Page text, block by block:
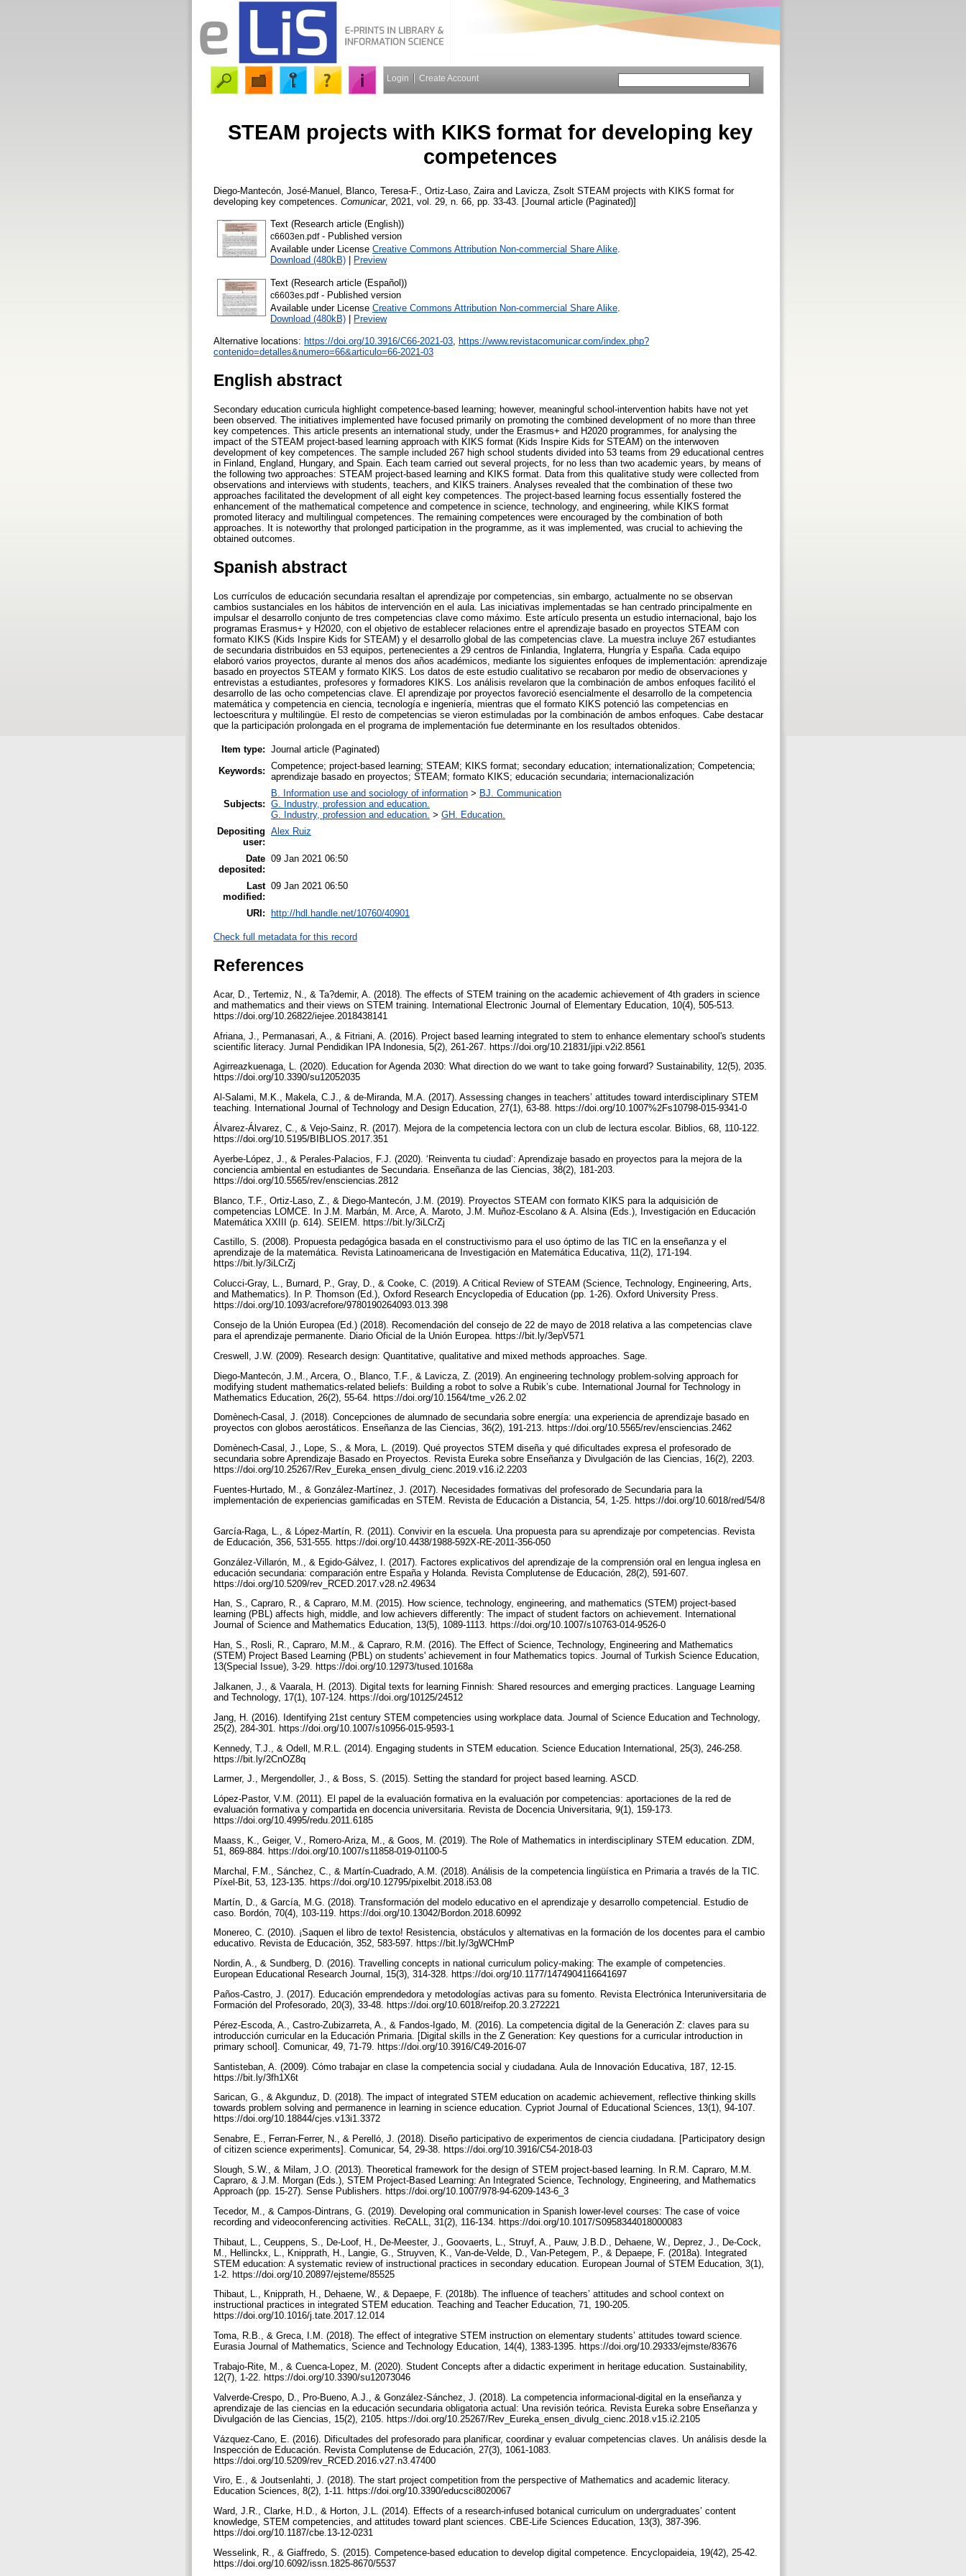
Login Create Account
STEAM projects with KIKS format for developing key
competences
Diego-Mantecón, José-Manuel Blanco, Teresa-F. Ortiz-Laso, Zaira and Lavicza, Zsolt STEAM projects with KIKS format for
developing key competences. Comunicar, 2021, vol. 29, n. 66, pp. 33-43. [Journal article (Paginated)]
Text (Research article (English))
c6603en.pdf- Published version
Available under License Creative Commons Attribution Non-commercial Share Alike
Download (480kB) | Preview
Text (Research article (Español))
c6603es.pdf- Published version
Available under License Creative Commons Attribution Non-commercial Share Alike
Download (480kB) | Preview
Alternative locations: https://doi.org/10.3916/C66-2021-03 https://www.revistacomunicar.com/index.php?
contenido=detalles&numero=66&articulo=66-2021-03
English abstract
Secondary education curricula highlight competence-based learning; however, meaningful school-intervention habits have not yet
been observed. The initiatives implemented have focused primarily on promoting the combined development of no more than three
key competences. This article presents an international study, under the Erasmus+ and H2020 programmes, for analysing the
impact of the STEAM project-based learning approach with KIKS format (Kids Inspire Kids for STEAM) on the interwoven
development of key competences. The sample included 267 high school students divided into 53 teams from 29 educational centres
in Finland, England, Hungary, and Spain. Each team carried out several projects, for no less than two academic years, by means of
the following two approaches: STEAM project-based learning and KIKS format. Data from this qualitative study were collected from
observations and interviews with students, teachers, and KIKS trainers. Analyses revealed that the combination of these two
approaches facilitated the development of all eight key competences. The project-based learning focus essentially fostered the
enhancement of the mathematical competence and competence in science, technology, and engineering, while KIKS format
promoted literacy and multilingual competences. The remaining competences were encouraged by the combination of both
approaches. It is noteworthy that prolonged participation in the programme, as it was implemented, was crucial to achieving the
obtained outcomes.
Spanish abstract
Los currículos de educación secundaria resaltan el aprendizaje por competencias, sin embargo, actualmente no se observan
cambios sustanciales en los hábitos de intervención en el aula. Las iniciativas implementadas se han centrado principalmente en
impulsar el desarrollo conjunto de tres competencias clave como máximo. Este artículo presenta un estudio internacional, bajo los
programas Erasmus+ y H2020, con el objetivo de establecer relaciones entre el aprendizaje basado en proyectos STEAM con
formato KIKS (Kids Inspire Kids for STEAM) y el desarrollo global de las competencias clave. La muestra incluye 267 estudiantes
de secundaria distribuidos en 53 equipos, pertenecientes a 29 centros de Finlandia, Inglaterra, Hungría y España. Cada equipo
elaboró varios proyectos, durante al menos dos años académicos, mediante los siguientes enfoques de implementación: aprendizaje
basado en proyectos STEAM y formato KIKS. Los datos de este estudio cualitativo se recabaron por medio de observaciones y
entrevistas a estudiantes, profesores y formadores KIKS. Los análisis revelaron que la combinación de ambos enfoques facilitó el
desarrollo de las ocho competencias clave. El aprendizaje por proyectos favoreció esencialmente el desarrollo de la competencia
matemática y competencia en ciencia, tecnología e ingeniería, mientras que el formato KIKS potenció las competencias en
lectoescritura y multilingüe. El resto de competencias se vieron estimuladas por la combinación de ambos enfoques. Cabe destacar
que la participación prolongada en el programa de implementación fue determinante en los resultados obtenidos.
Item type: Journal article (Paginated)
Keywords: Competence; project-based learning; STEAM; KIKS format; secondary education; internationalization; Competencia;
aprendizaje basado en proyectos; STEAM; formato KIKS; educación secundaria; internacionalización
Subjects:
B. Information use and sociology of information > BJ. Communication
G. Industry, profession and education.
G. Industry, profession and education. > GH. Education.
Depositing
user:
Alex Ruiz
Date
deposited:
09 Jan 2021 06:50
Last
modified:
09 Jan 2021 06:50
URI: http://hdl.handle.net/10760/40901
Check full metadata for this record
References
Acar, D., Tertemiz, N., & Ta?demir, A. (2018). The effects of STEM training on the academic achievement of 4th graders in science
and mathematics and their views on STEM training. International Electronic Journal of Elementary Education, 10(4), 505-513.
https://doi.org/10.26822/iejee.2018438141
Afriana, J., Permanasari, A., & Fitriani, A. (2016). Project based learning integrated to stem to enhance elementary school's students
scientific literacy. Jurnal Pendidikan IPA Indonesia, 5(2), 261-267. https://doi.org/10.21831/jipi.v2i2.8561
Agirreazkuenaga, L. (2020). Education for Agenda 2030: What direction do we want to take going forward? Sustainability, 12(5), 2035.
https://doi.org/10.3390/su12052035
Al-Salami, M.K., Makela, C.J., & de-Miranda, M.A. (2017). Assessing changes in teachers’ attitudes toward interdisciplinary STEM
teaching. International Journal of Technology and Design Education, 27(1), 63-88. https://doi.org/10.1007%2Fs10798-015-9341-0
Álvarez-Álvarez, C., & Vejo-Sainz, R. (2017). Mejora de la competencia lectora con un club de lectura escolar. Biblios, 68, 110-122.
https://doi.org/10.5195/BIBLIOS.2017.351
Ayerbe-López, J., & Perales-Palacios, F.J. (2020). ‘Reinventa tu ciudad’: Aprendizaje basado en proyectos para la mejora de la
conciencia ambiental en estudiantes de Secundaria. Enseñanza de las Ciencias, 38(2), 181-203.
https://doi.org/10.5565/rev/ensciencias.2812
Blanco, T.F., Ortiz-Laso, Z., & Diego-Mantecón, J.M. (2019). Proyectos STEAM con formato KIKS para la adquisición de
competencias LOMCE. In J.M. Marbán, M. Arce, A. Maroto, J.M. Muñoz-Escolano & A. Alsina (Eds.), Investigación en Educación
Matemática XXIII (p. 614). SEIEM. https://bit.ly/3iLCrZj
Castillo, S. (2008). Propuesta pedagógica basada en el constructivismo para el uso óptimo de las TIC en la enseñanza y el
aprendizaje de la matemática. Revista Latinoamericana de Investigación en Matemática Educativa, 11(2), 171-194.
https://bit.ly/3iLCrZj
Colucci-Gray, L., Burnard, P., Gray, D., & Cooke, C. (2019). A Critical Review of STEAM (Science, Technology, Engineering, Arts,
and Mathematics). In P. Thomson (Ed.), Oxford Research Encyclopedia of Education (pp. 1-26). Oxford University Press.
https://doi.org/10.1093/acrefore/9780190264093.013.398
Consejo de la Unión Europea (Ed.) (2018). Recomendación del consejo de 22 de mayo de 2018 relativa a las competencias clave
para el aprendizaje permanente. Diario Oficial de la Unión Europea. https://bit.ly/3epV571
Creswell, J.W. (2009). Research design: Quantitative, qualitative and mixed methods approaches. Sage.
Diego-Mantecón, J.M., Arcera, O., Blanco, T.F., & Lavicza, Z. (2019). An engineering technology problem-solving approach for
modifying student mathematics-related beliefs: Building a robot to solve a Rubik’s cube. International Journal for Technology in
Mathematics Education, 26(2), 55-64. https://doi.org/10.1564/tme_v26.2.02
Domènech-Casal, J. (2018). Concepciones de alumnado de secundaria sobre energía: una experiencia de aprendizaje basado en
proyectos con globos aerostáticos. Enseñanza de las Ciencias, 36(2), 191-213. https://doi.org/10.5565/rev/ensciencias.2462
Domènech-Casal, J., Lope, S., & Mora, L. (2019). Qué proyectos STEM diseña y qué dificultades expresa el profesorado de
secundaria sobre Aprendizaje Basado en Proyectos. Revista Eureka sobre Enseñanza y Divulgación de las Ciencias, 16(2), 2203.
https://doi.org/10.25267/Rev_Eureka_ensen_divulg_cienc.2019.v16.i2.2203
Fuentes-Hurtado, M., & González-Martínez, J. (2017). Necesidades formativas del profesorado de Secundaria para la
implementación de experiencias gamificadas en STEM. Revista de Educación a Distancia, 54, 1-25. https://doi.org/10.6018/red/54/8
García-Raga, L., & López-Martín, R. (2011). Convivir en la escuela. Una propuesta para su aprendizaje por competencias. Revista
de Educación, 356, 531-555. https://doi.org/10.4438/1988-592X-RE-2011-356-050
González-Villarón, M., & Egido-Gálvez, I. (2017). Factores explicativos del aprendizaje de la comprensión oral en lengua inglesa en
educación secundaria: comparación entre España y Holanda. Revista Complutense de Educación, 28(2), 591-607.
https://doi.org/10.5209/rev_RCED.2017.v28.n2.49634
Han, S., Capraro, R., & Capraro, M.M. (2015). How science, technology, engineering, and mathematics (STEM) project-based
learning (PBL) affects high, middle, and low achievers differently: The impact of student factors on achievement. International
Journal of Science and Mathematics Education, 13(5), 1089-1113. https://doi.org/10.1007/s10763-014-9526-0
Han, S., Rosli, R., Capraro, M.M., & Capraro, R.M. (2016). The Effect of Science, Technology, Engineering and Mathematics
(STEM) Project Based Learning (PBL) on students' achievement in four Mathematics topics. Journal of Turkish Science Education,
13(Special Issue), 3-29. https://doi.org/10.12973/tused.10168a
Jalkanen, J., & Vaarala, H. (2013). Digital texts for learning Finnish: Shared resources and emerging practices. Language Learning
and Technology, 17(1), 107-124. https://doi.org/10125/24512
Jang, H. (2016). Identifying 21st century STEM competencies using workplace data. Journal of Science Education and Technology,
25(2), 284-301. https://doi.org/10.1007/s10956-015-9593-1
Kennedy, T.J., & Odell, M.R.L. (2014). Engaging students in STEM education. Science Education International, 25(3), 246-258.
https://bit.ly/2CnOZ8q
Larmer, J., Mergendoller, J., & Boss, S. (2015). Setting the standard for project based learning. ASCD.
López-Pastor, V.M. (2011). El papel de la evaluación formativa en la evaluación por competencias: aportaciones de la red de
evaluación formativa y compartida en docencia universitaria. Revista de Docencia Universitaria, 9(1), 159-173.
https://doi.org/10.4995/redu.2011.6185
Maass, K., Geiger, V., Romero-Ariza, M., & Goos, M. (2019). The Role of Mathematics in interdisciplinary STEM education. ZDM,
51, 869-884. https://doi.org/10.1007/s11858-019-01100-5
Marchal, F.M., Sánchez, C., & Martín-Cuadrado, A.M. (2018). Análisis de la competencia lingüística en Primaria a través de la TIC.
Píxel-Bit, 53, 123-135. https://doi.org/10.12795/pixelbit.2018.i53.08
Martín, D., & García, M.G. (2018). Transformación del modelo educativo en el aprendizaje y desarrollo competencial. Estudio de
caso. Bordón, 70(4), 103-119. https://doi.org/10.13042/Bordon.2018.60992
Monereo, C. (2010). ¡Saquen el libro de texto! Resistencia, obstáculos y alternativas en la formación de los docentes para el cambio
educativo. Revista de Educación, 352, 583-597. https://bit.ly/3gWCHmP
Nordin, A., & Sundberg, D. (2016). Travelling concepts in national curriculum policy-making: The example of competencies.
European Educational Research Journal, 15(3), 314-328. https://doi.org/10.1177/1474904116641697
Paños-Castro, J. (2017). Educación emprendedora y metodologías activas para su fomento. Revista Electrónica Interuniversitaria de
Formación del Profesorado, 20(3), 33-48. https://doi.org/10.6018/reifop.20.3.272221
Pérez-Escoda, A., Castro-Zubizarreta, A., & Fandos-Igado, M. (2016). La competencia digital de la Generación Z: claves para su
introducción curricular en la Educación Primaria. [Digital skills in the Z Generation: Key questions for a curricular introduction in
primary school]. Comunicar, 49, 71-79. https://doi.org/10.3916/C49-2016-07
Santisteban, A. (2009). Cómo trabajar en clase la competencia social y ciudadana. Aula de Innovación Educativa, 187, 12-15.
https://bit.ly/3fh1X6t
Sarican, G., & Akgunduz, D. (2018). The impact of integrated STEM education on academic achievement, reflective thinking skills
towards problem solving and permanence in learning in science education. Cypriot Journal of Educational Sciences, 13(1), 94-107.
https://doi.org/10.18844/cjes.v13i1.3372
Senabre, E., Ferran-Ferrer, N., & Perelló, J. (2018). Diseño participativo de experimentos de ciencia ciudadana. [Participatory design
of citizen science experiments]. Comunicar, 54, 29-38. https://doi.org/10.3916/C54-2018-03
Slough, S.W., & Milam, J.O. (2013). Theoretical framework for the design of STEM project-based learning. In R.M. Capraro, M.M.
Capraro, & J.M. Morgan (Eds.), STEM Project-Based Learning: An Integrated Science, Technology, Engineering, and Mathematics
Approach (pp. 15-27). Sense Publishers. https://doi.org/10.1007/978-94-6209-143-6_3
Tecedor, M., & Campos-Dintrans, G. (2019). Developing oral communication in Spanish lower-level courses: The case of voice
recording and videoconferencing activities. ReCALL, 31(2), 116-134. https://doi.org/10.1017/S0958344018000083
Thibaut, L., Ceuppens, S., De-Loof, H., De-Meester, J., Goovaerts, L., Struyf, A., Pauw, J.B.D., Dehaene, W., Deprez, J., De-Cock,
M., Hellinckx, L., Knipprath, H., Langie, G., Struyven, K., Van-de-Velde, D., Van-Petegem, P., & Depaepe, F. (2018a). Integrated
STEM education: A systematic review of instructional practices in secondary education. European Journal of STEM Education, 3(1),
1-2. https://doi.org/10.20897/ejsteme/85525
Thibaut, L., Knipprath, H., Dehaene, W., & Depaepe, F. (2018b). The influence of teachers’ attitudes and school context on
instructional practices in integrated STEM education. Teaching and Teacher Education, 71, 190-205.
https://doi.org/10.1016/j.tate.2017.12.014
Toma, R.B., & Greca, I.M. (2018). The effect of integrative STEM instruction on elementary students’ attitudes toward science.
Eurasia Journal of Mathematics, Science and Technology Education, 14(4), 1383-1395. https://doi.org/10.29333/ejmste/83676
Trabajo-Rite, M., & Cuenca-Lopez, M. (2020). Student Concepts after a didactic experiment in heritage education. Sustainability,
12(7), 1-22. https://doi.org/10.3390/su12073046
Valverde-Crespo, D., Pro-Bueno, A.J., & González-Sánchez, J. (2018). La competencia informacional-digital en la enseñanza y
aprendizaje de las ciencias en la educación secundaria obligatoria actual: Una revisión teórica. Revista Eureka sobre Enseñanza y
Divulgación de las Ciencias, 15(2), 2105. https://doi.org/10.25267/Rev_Eureka_ensen_divulg_cienc.2018.v15.i2.2105
Vázquez-Cano, E. (2016). Dificultades del profesorado para planificar, coordinar y evaluar competencias claves. Un análisis desde la
Inspección de Educación. Revista Complutense de Educación, 27(3), 1061-1083.
https://doi.org/10.5209/rev_RCED.2016.v27.n3.47400
Viro, E., & Joutsenlahti, J. (2018). The start project competition from the perspective of Mathematics and academic literacy.
Education Sciences, 8(2), 1-11. https://doi.org/10.3390/educsci8020067
Ward, J.R., Clarke, H.D., & Horton, J.L. (2014). Effects of a research-infused botanical curriculum on undergraduates’ content
knowledge, STEM competencies, and attitudes toward plant sciences. CBE-Life Sciences Education, 13(3), 387-396.
https://doi.org/10.1187/cbe.13-12-0231
Wesselink, R., & Giaffredo, S. (2015). Competence-based education to develop digital competence. Encyclopaideia, 19(42), 25-42.
https://doi.org/10.6092/issn.1825-8670/5537